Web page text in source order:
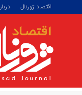
اقتصاد ژورنال